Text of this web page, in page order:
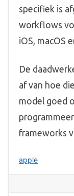
specifiek is
workflows
iOS, macOS
De
af van hoe
model goed
frameworks
apple